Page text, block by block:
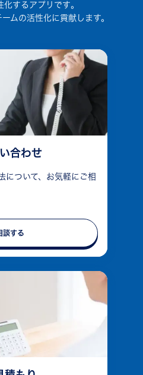
化するアプリです｡
ムの活性化に貢献します。
合わせ
について、お気軽にご相
談する